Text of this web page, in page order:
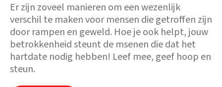
Er zijn zoveel manieren om een wezenlijk
verschil te maken voor mensen die getroffen zijn
door rampen en geweld. Hoe je ook helpt, jouw
betrokkenheid steunt de msenen die dat het
hartdate nodig hebben! Leef mee, geef hoop en
steun.